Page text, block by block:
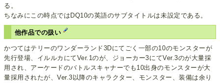
る。
ちなみにこの時点ではDQ10の英語のサブタイトルは未設定である。
他作品での扱い
かつてはテリーのワンダーランド3Dにてごく一部の10のモンスターが
先行登場、イルルカにてVer.1のが、ジョーカー3にてVer.3のが大量採
用され、アーケードのバトルスキャナーでも10出身のモンスターが大
量採用されたが、Ver.3以降のキャラクター、モンスター、装備は余り